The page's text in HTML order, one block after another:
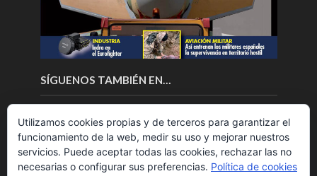
SÍGUENOS TAMBIÉN EN…
Utilizamos cookies propias y de terceros para garantizar el
funcionamiento de la web, medir su uso y mejorar nuestros
servicios. Puede aceptar todas las cookies, rechazar las no
necesarias o configurar sus preferencias. Política de cookies